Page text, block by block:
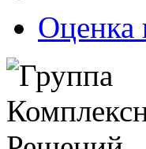
Оценка